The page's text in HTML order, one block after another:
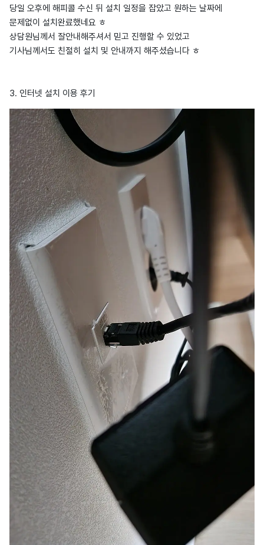
당일 오후에 해피콜 수신 뒤 설치 일정을 잡았고 원하는 날짜에
문제없이 설치완료했네요 ㅎ
상담원님께서 잘안내해주셔서 믿고 진행할 수 있었고
기사님께서도 친절히 설치 및 안내까지 해주셨습니다 ㅎ
3. 인터넷 설치 이용 후기